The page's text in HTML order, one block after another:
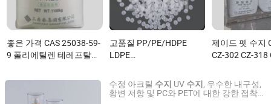
좋은 가격 CAS 25038-59-
9 폴리에틸렌 테레프탈레
이(가) 무엇인가요?
고품질 PP/PE/HDPE
LDPE
페
트/POM/EPS/PVA/PMMA
제이드 펫 수지
CZ-302 CZ-318
프탈레이트이(
가요?
수정 아크릴 수지 UV 수지 , 우수한 내구성,
황변 저항 및 PC와 PET에 대한 강한 접착
Dongguan Qinggang New Material Technology Co., Ltd